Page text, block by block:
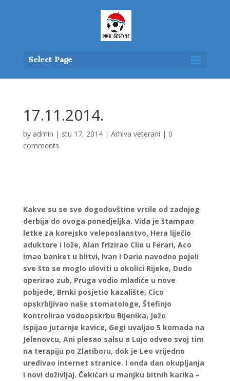
Select Page
17.11.2014.
by admin | stu 17, 2014| Arhiva veterani | 0
comments
Kakve su se sve dogodovštine vrtile od zadnjeg
derbija do ovoga ponedjeljka. Vida je štampao
letke za korejsko veleposlanstvo, Hera liječio
aduktore i lože, Alan frizirao Clio u Ferari, Aco
imao banket u blitvi, Ivan i Dario navodno pojeli
sve što se moglo uloviti u okolici Rijeke, Dudo
operirao zub, Pruga vodio mladiće u nove
pobjede, Brnki posjetio kazalište, Cico
opskrbljivao naše stomatologe, Štefinjo
kontrolirao vodoopskrbu Bijenika, Ježo
ispijao jutarnje kavice, Gegi uvaljao 5 komada na
Jelenovcu, Ani plesao salsu a Lujo odveo svoj tim
na terapiju po Zlatiboru, dok je Leo vrijedno
uređivao internet stranice. I onda dan okupljanja
i novi doživljaj. Čekićari u manjku bitnih karika –